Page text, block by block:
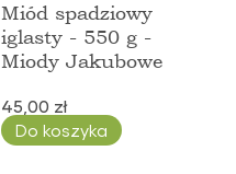
Miód spadziowy
iglasty - 550 g -
Miody Jakubowe
45,00 zł
Do koszyka